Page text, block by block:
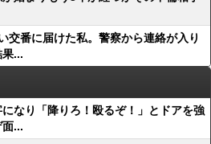
交番に届けた私。警察から連絡が入り
...
なり「降りろ！殴るぞ！」とドアを強
...